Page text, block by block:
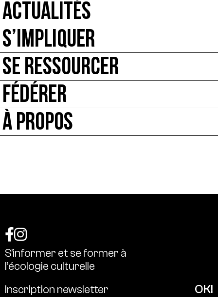
ACTUALITÉS
S’IMPLIQUER
SE RESSOURCER
FÉDÉRER
À PROPOS
S’informer et se former à
l’écologie culturelle